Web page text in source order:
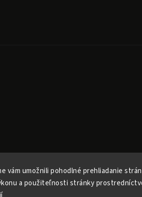
vám umožnili pohodlné prehliadanie
a použiteľnosti stránky
Upravit nastavení cookies
Vytvořil Shoptet| DesignShoptak.cz